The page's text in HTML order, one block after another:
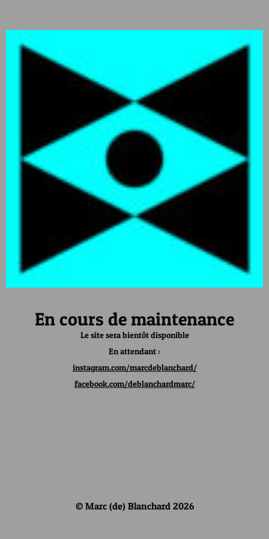
En cours de maintenance
Le site sera bientôt disponible
En attendant :
instagram.com/marcdeblanchard/
facebook.com/deblanchardmarc/
© Marc (de) Blanchard 2026